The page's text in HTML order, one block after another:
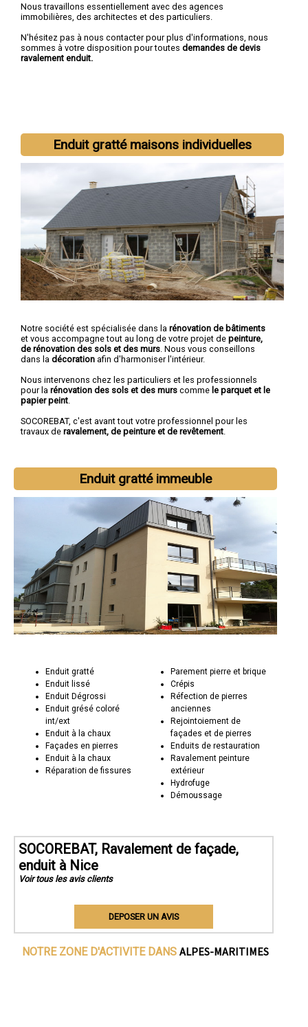
Nous travaillons essentiellement avec des agences
immobilières, des architectes et des particuliers.
N'hésitez pas à nous contacter pour plus d'informations, nous
sommes à votre disposition pour toutes demandes de devis
ravalement enduit.
Nous intervenons aussi dans les villes suivantes :Nice,
Cannes, Grasse,Cagnes-sur-Mer,Le Cannet,Vallauris
Saint-Laurent-du-Var,Menton,Mandelieu-la-Napoule
Enduit gratté maisons individuelles
Notre société est spécialisée dans la rénovation de bâtiments
et vous accompagne tout au long de votre projet de peinture,
de rénovation des sols et des murs . Nous vous conseillons
dans la décoration afin d'harmoniser l'intérieur.
Nous intervenons chez les particuliers et les professionnels
pour la rénovation des sols et des murs comme le parquet et le
papier peint
SOCOREBAT, c'est avant tout votre professionnel pour les
travaux de ravalement, de peinture et de revêtement
Enduit gratté immeuble
Enduit gratté
Enduit lissé
Enduit Dégrossi
Enduit grésé coloré
int/ext
Enduit à la chaux
Façades en pierres
Enduit à la chaux
Réparation de fissures
Parement pierre et brique
Crépis
Réfection de pierres
anciennes
Rejointoiement de
façades et de pierres
Enduits de restauration
Ravalement peinture
extérieur
Hydrofuge
Démoussage
SOCOREBAT, Ravalement de façade,
enduit à Nice
Voir tous les avis clients
DEPOSER UN AVIS
NOTRE ZONE D'ACTIVITE DANSALPES-MARITIMES